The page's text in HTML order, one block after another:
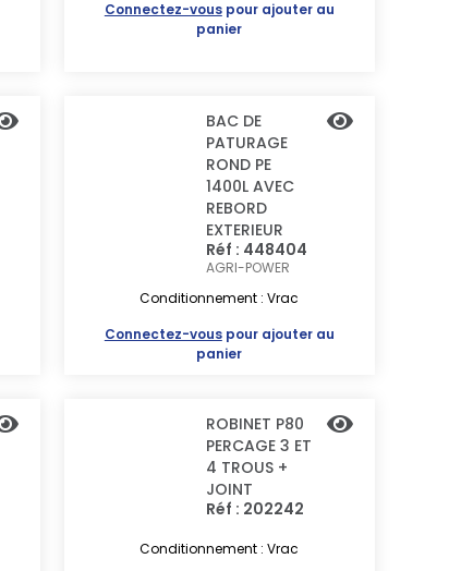
Connectez-vouspour ajouter au
panier
BAC DE
PATURAGE
ROND PE
1400L AVEC
REBORD
EXTERIEUR
Réf : 448404
AGRI-POWER
Conditionnement : Vrac
Connectez-vouspour ajouter au
panier
ROBINET P80
PERCAGE 3 ET
4 TROUS +
JOINT
Réf : 202242
Conditionnement : Vrac